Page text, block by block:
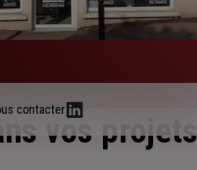
contacter
vos projets